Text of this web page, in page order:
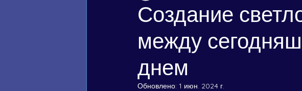
Создание
между
днем
Обновлено: 1 июн. 2024 г.